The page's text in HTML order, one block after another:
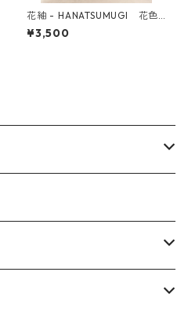
花紬 - HANATSUMUGI 花色B
OX
¥3,500